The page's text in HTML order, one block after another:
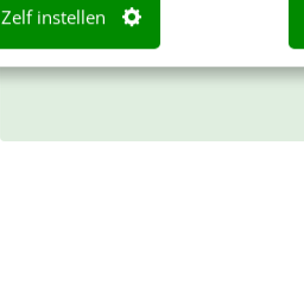
Zelf instellen
Meer weten